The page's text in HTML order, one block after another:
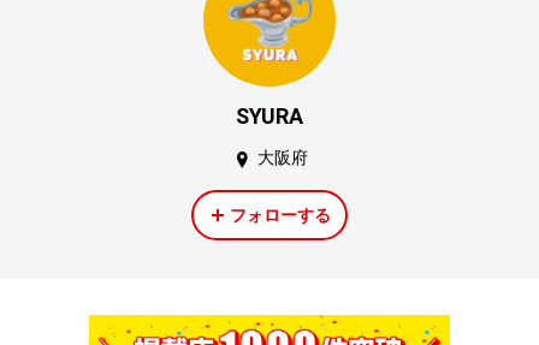
SYURA
大阪府
フォローする